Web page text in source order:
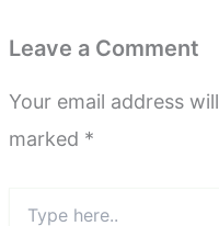
Leave a Comment
Your email address
marked *
here..